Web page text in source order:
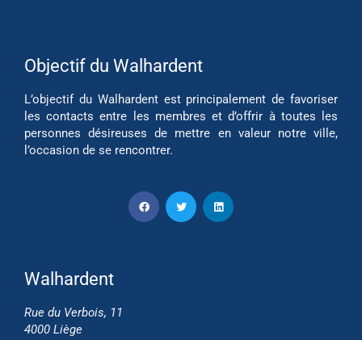
Objectif du Walhardent
L’objectif du Walhardent est principalement de favoriser
les contacts entre les membres et d’offrir à toutes les
personnes désireuses de mettre en valeur notre ville,
l’occasion de se rencontrer.
Walhardent
Rue du Verbois, 11
4000 Liège